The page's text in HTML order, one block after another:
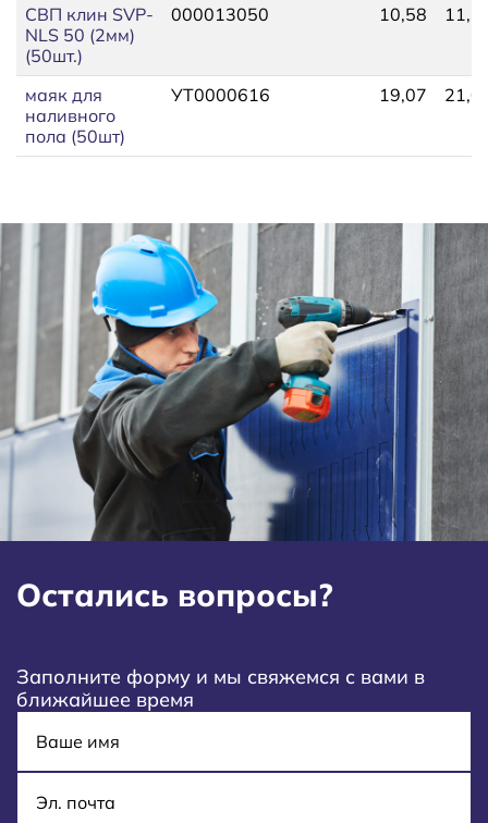
СВП клин SVP-
NLS 50 (2мм)
(50шт.)
000013050 10,58
маяк для
наливного
пола (50шт)
УТ0000616 19,07
Остались вопросы?
Заполните форму и мы свяжемся с вами в
ближайшее время